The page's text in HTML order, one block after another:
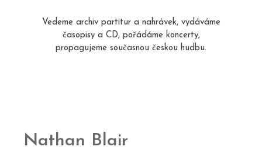
Vedeme archiv partitur a nahrávek, vydáváme
časopisy a CD, pořádáme koncerty,
propagujeme současnou českou hudbu.
Nathan Blair